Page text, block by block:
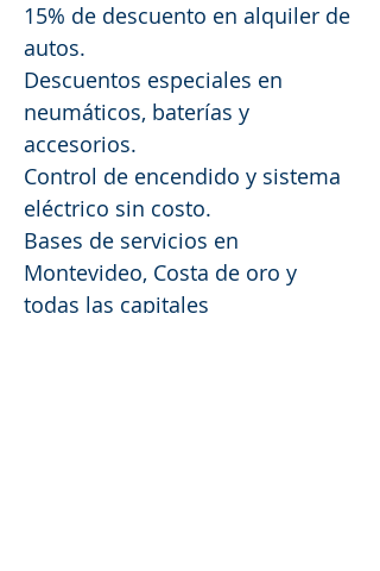
15% de descuento en alquiler de
autos.
Descuentos especiales en
neumáticos, baterías y
accesorios.
Control de encendido y sistema
eléctrico sin costo.
Bases de servicios en
Montevideo, Costa de oro y
todas las capitales